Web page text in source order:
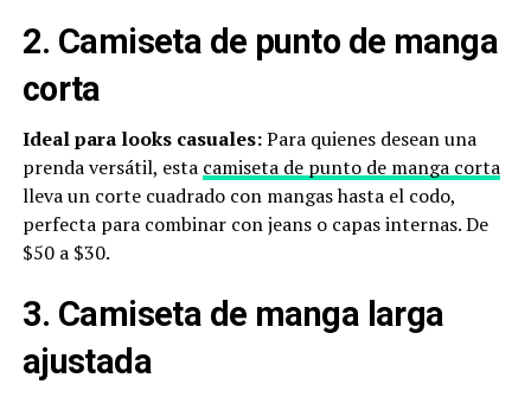
2. Camiseta de punto de manga
corta
Ideal para looks casuales:Para quienes desean una
prenda versátil, esta camiseta de punto de manga corta
lleva un corte cuadrado con mangas hasta el codo,
perfecta para combinar con jeans o capas internas. De
$50 a $30.
3. Camiseta de manga larga
ajustada